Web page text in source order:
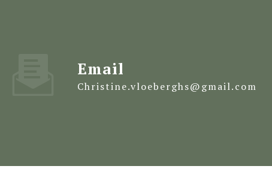
Email
christine.vloeberghs@gmail.com